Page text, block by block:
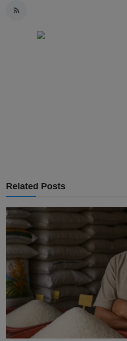
Related Posts